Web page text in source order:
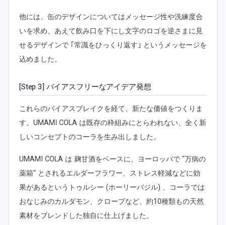
他には、缶のデザインについてはメッセージ性や洗練度合
いを求め、あえて飲み口を下にし文字のロゴを逆さまに見
せるデザインで ｢常識をひっくり返す｣ というメッセージを
込めました。
[Step 3] バイアスフリーなアイデア発想
これらのバイアスブレイクを経て、新たな価値をつくりま
す。UMAMI COLA は既存の枠組みにとらわれない、全く新
しいコンセプトのコーラを生み出しました。
UMAMI COLA は 麹甘酒をベースに、ヨーロッパで "万病の
薬箱" とされるエルダーフラワー、ストレス軽減などに効
果があるというトゥルシー (ホーリーバジル) 、コーラでは
おなじみのカルダモン、クローブなど、約10種類もの天然
素材をブレンドした独自に仕上げました。